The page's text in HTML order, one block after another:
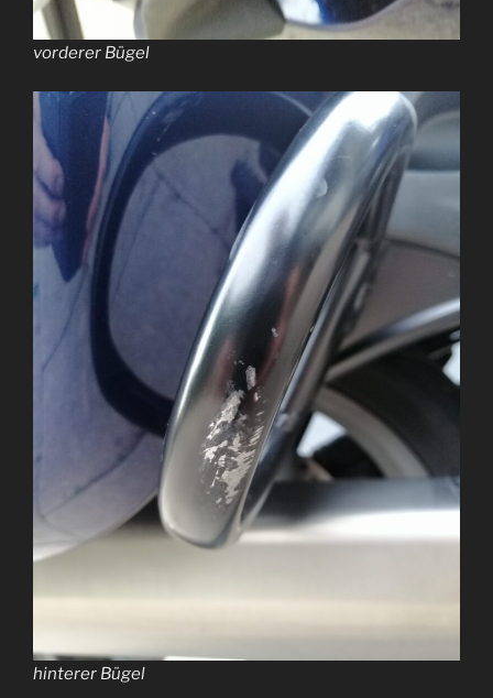
vorderer Bügel
hinterer Bügel